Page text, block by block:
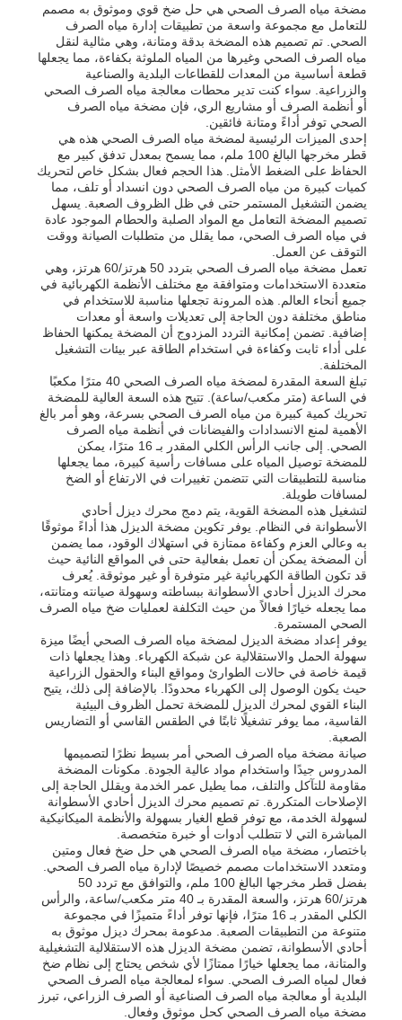
منزل
المنتجات
أشرطة فيديو
حول بنا
جولة في المعمل
ضبط الجودة
اتصل بنا
أخبار
جميع القضايا
طلب اقتباس
مجموعة مولدات الديزل
مجموعة مولدات البنزين
مضخة مياه الصرف الصحي هي حل ضخ قوي وموثوق به مصمم
للتعامل مع مجموعة واسعة من تطبيقات إدارة مياه الصرف
الصحي. تم تصميم هذه المضخة بدقة ومتانة، وهي مثالية لنقل
مياه الصرف الصحي وغيرها من المياه الملوثة بكفاءة، مما يجعلها
قطعة أساسية من المعدات للقطاعات البلدية والصناعية
والزراعية. سواء كنت تدير محطات معالجة مياه الصرف الصحي
أو أنظمة الصرف أو مشاريع الري، فإن مضخة مياه الصرف
الصحي توفر أداءً ومتانة فائقين.
إحدى الميزات الرئيسية لمضخة مياه الصرف الصحي هذه هي
قطر مخرجها البالغ 100 ملم، مما يسمح بمعدل تدفق كبير مع
الحفاظ على الضغط الأمثل. هذا الحجم فعال بشكل خاص لتحريك
كميات كبيرة من مياه الصرف الصحي دون انسداد أو تلف، مما
يضمن التشغيل المستمر حتى في ظل الظروف الصعبة. يسهل
تصميم المضخة التعامل مع المواد الصلبة والحطام الموجود عادة
في مياه الصرف الصحي، مما يقلل من متطلبات الصيانة ووقت
التوقف عن العمل.
تعمل مضخة مياه الصرف الصحي بتردد 50 هرتز/60 هرتز، وهي
متعددة الاستخدامات ومتوافقة مع مختلف الأنظمة الكهربائية في
جميع أنحاء العالم. هذه المرونة تجعلها مناسبة للاستخدام في
مناطق مختلفة دون الحاجة إلى تعديلات واسعة أو معدات
إضافية. تضمن إمكانية التردد المزدوج أن المضخة يمكنها الحفاظ
على أداء ثابت وكفاءة في استخدام الطاقة عبر بيئات التشغيل
المختلفة.
تبلغ السعة المقدرة لمضخة مياه الصرف الصحي 40 مترًا مكعبًا
في الساعة (متر مكعب/ساعة). تتيح هذه السعة العالية للمضخة
تحريك كمية كبيرة من مياه الصرف الصحي بسرعة، وهو أمر بالغ
الأهمية لمنع الانسدادات والفيضانات في أنظمة مياه الصرف
الصحي. إلى جانب الرأس الكلي المقدر بـ 16 مترًا، يمكن
للمضخة توصيل المياه على مسافات رأسية كبيرة، مما يجعلها
مناسبة للتطبيقات التي تتضمن تغييرات في الارتفاع أو الضخ
لمسافات طويلة.
لتشغيل هذه المضخة القوية، يتم دمج محرك ديزل أحادي
الأسطوانة في النظام. يوفر تكوين مضخة الديزل هذا أداءً موثوقًا
به وعالي العزم وكفاءة ممتازة في استهلاك الوقود، مما يضمن
أن المضخة يمكن أن تعمل بفعالية حتى في المواقع النائية حيث
قد تكون الطاقة الكهربائية غير متوفرة أو غير موثوقة. يُعرف
محرك الديزل أحادي الأسطوانة ببساطته وسهولة صيانته ومتانته،
مما يجعله خيارًا فعالاً من حيث التكلفة لعمليات ضخ مياه الصرف
الصحي المستمرة.
يوفر إعداد مضخة الديزل لمضخة مياه الصرف الصحي أيضًا ميزة
سهولة الحمل والاستقلالية عن شبكة الكهرباء. وهذا يجعلها ذات
قيمة خاصة في حالات الطوارئ ومواقع البناء والحقول الزراعية
حيث يكون الوصول إلى الكهرباء محدودًا. بالإضافة إلى ذلك، يتيح
البناء القوي لمحرك الديزل للمضخة تحمل الظروف البيئية
القاسية، مما يوفر تشغيلًا ثابتًا في الطقس القاسي أو التضاريس
الصعبة.
صيانة مضخة مياه الصرف الصحي أمر بسيط نظرًا لتصميمها
المدروس جيدًا واستخدام مواد عالية الجودة. مكونات المضخة
مقاومة للتآكل والتلف، مما يطيل عمر الخدمة ويقلل الحاجة إلى
الإصلاحات المتكررة. تم تصميم محرك الديزل أحادي الأسطوانة
لسهولة الخدمة، مع توفر قطع الغيار بسهولة والأنظمة الميكانيكية
المباشرة التي لا تتطلب أدوات أو خبرة متخصصة.
باختصار، مضخة مياه الصرف الصحي هي حل ضخ فعال ومتين
ومتعدد الاستخدامات مصمم خصيصًا لإدارة مياه الصرف الصحي.
بفضل قطر مخرجها البالغ 100 ملم، والتوافق مع تردد 50
هرتز/60 هرتز، والسعة المقدرة بـ 40 متر مكعب/ساعة، والرأس
الكلي المقدر بـ 16 مترًا، فإنها توفر أداءً متميزًا في مجموعة
متنوعة من التطبيقات الصعبة. مدعومة بمحرك ديزل موثوق به
أحادي الأسطوانة، تضمن مضخة الديزل هذه الاستقلالية التشغيلية
والمتانة، مما يجعلها خيارًا ممتازًا لأي شخص يحتاج إلى نظام ضخ
فعال لمياه الصرف الصحي. سواء لمعالجة مياه الصرف الصحي
البلدية أو معالجة مياه الصرف الصناعية أو الصرف الزراعي، تبرز
مضخة مياه الصرف الصحي كحل موثوق وفعال.